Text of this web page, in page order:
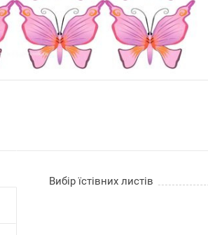
Вибір їстівних листів